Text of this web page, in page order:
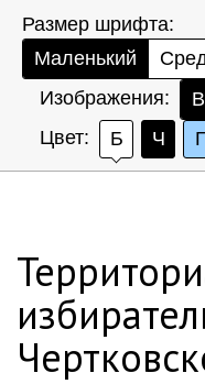
Размер шрифта:
Маленький
Изображения:
Цвет:
Б Ч Г